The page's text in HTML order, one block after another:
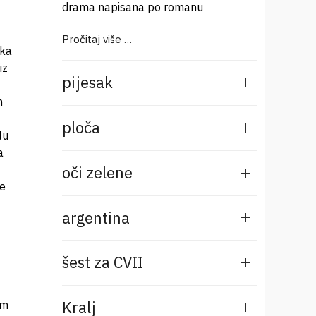
i jedan neumrli franz kafka. U sebe okrenut. Po njegovim dnevnicima tog ljeta četrneste zlovoljan dodatno zbog neuspjele vjeridbe. Juna sklopljena jula ra
drama napisana po romanu
Pročitaj više …
pijesak
ploča
oči zelene
argentina
šest za CVII
Kralj